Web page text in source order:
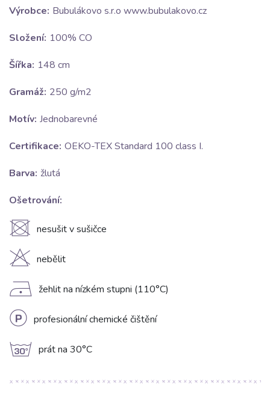
Výrobce: Bubulákovo s.r.o www.bubulakovo.cz
Složení: 100% CO
Šířka: 148 cm
Gramáž: 250 g/m2
Motív: Jednobarevné
Certifikace: OEKO-TEX Standard 100 class I.
Barva: žlutá
Ošetrování:
U nesušit v sušičce
H nebělit
D žehlit na nízkém stupni (110°C)
L profesionální chemické čištění
g prát na 30°C